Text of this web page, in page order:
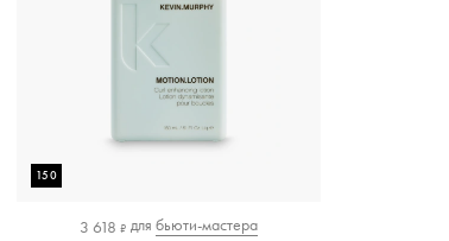
150
3 618 ₽ для бьюти-мастера